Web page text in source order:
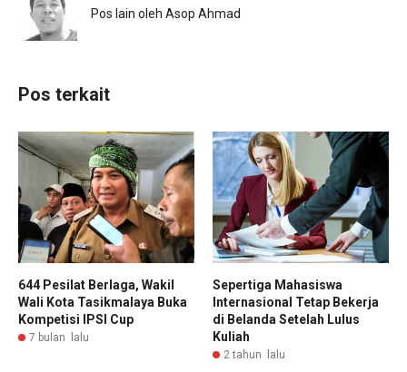
Pos lain oleh Asop Ahmad
Pos terkait
644 Pesilat Berlaga, Wakil
Wali Kota Tasikmalaya Buka
Kompetisi IPSI Cup
7 bulan lalu
Sepertiga Mahasiswa
Internasional Tetap Bekerja
di Belanda Setelah Lulus
Kuliah
2 tahun lalu